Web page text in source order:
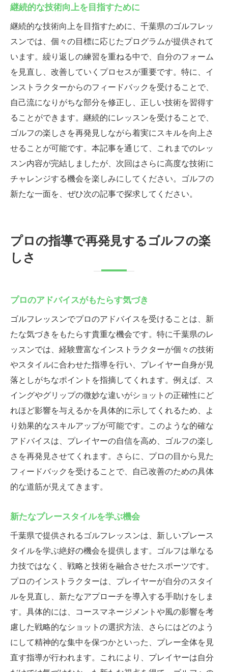
継続的な技術向上を目指すために
継続的な技術向上を目指すために、千葉県のゴルフレッ
スンでは、個々の目標に応じたプログラムが提供されて
います。繰り返しの練習を重ねる中で、自分のフォーム
を見直し、改善していくプロセスが重要です。特に、イ
ンストラクターからのフィードバックを受けることで、
自己流になりがちな部分を修正し、正しい技術を習得す
ることができます。継続的にレッスンを受けることで、
ゴルフの楽しさを再発見しながら着実にスキルを向上さ
せることが可能です。本記事を通じて、これまでのレッ
スン内容が完結しましたが、次回はさらに高度な技術に
チャレンジする機会を楽しみにしてください。ゴルフの
新たな一面を、ぜひ次の記事で探求してください。
プロの指導で再発見するゴルフの楽
しさ
プロのアドバイスがもたらす気づき
ゴルフレッスンでプロのアドバイスを受けることは、新
たな気づきをもたらす貴重な機会です。特に千葉県のレ
ッスンでは、経験豊富なインストラクターが個々の技術
やスタイルに合わせた指導を行い、プレイヤー自身が見
落としがちなポイントを指摘してくれます。例えば、ス
イングやグリップの微妙な違いがショットの正確性にど
れほど影響を与えるかを具体的に示してくれるため、よ
り効果的なスキルアップが可能です。このような的確な
アドバイスは、プレイヤーの自信を高め、ゴルフの楽し
さを再発見させてくれます。さらに、プロの目から見た
フィードバックを受けることで、自己改善のための具体
的な道筋が見えてきます。
新たなプレースタイルを学ぶ機会
千葉県で提供されるゴルフレッスンは、新しいプレース
タイルを学ぶ絶好の機会を提供します。ゴルフは単なる
力技ではなく、戦略と技術を融合させたスポーツです。
プロのインストラクターは、プレイヤーが自分のスタイ
ルを見直し、新たなアプローチを導入する手助けをしま
す。具体的には、コースマネージメントや風の影響を考
慮した戦略的なショットの選択方法、さらにはどのよう
にして精神的な集中を保つかといった、プレー全体を見
直す指導が行われます。これにより、プレイヤーは自分